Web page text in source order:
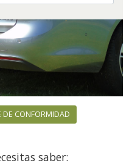
DE CONFORMIDAD
saber: